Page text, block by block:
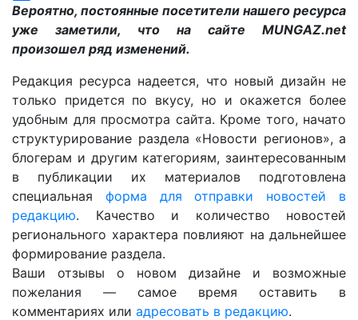
Отправить
Вероятно, постоянные посетители нашего ресурса
уже заметили, что на сайте MUNGAZ.net
произошел ряд изменений.
Редакция ресурса надеется, что новый дизайн не
только придется по вкусу, но и окажется более
удобным для просмотра сайта. Кроме того, начато
структурирование раздела «Новости регионов», а
блогерам и другим категориям, заинтересованным
в публикации их материалов подготовлена
специальная форма для отправки новостей в
редакцию. Качество и количество новостей
регионального характера повлияют на дальнейшее
формирование раздела.
Ваши отзывы о новом дизайне и возможные
пожелания — самое время оставить в
комментариях или адресовать в редакцию.